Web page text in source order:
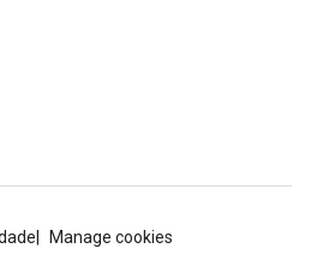
Manage cookies